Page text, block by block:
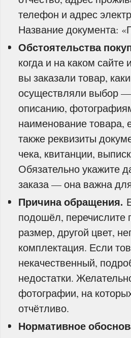
телефон и адрес
Название документа:
Обстоятельства
когда и на каком сайте
вы заказали товар,
осуществляли выбор —
описанию,
наименование товара,
также реквизиты
чека, квитанции,
Обязательно укажите
заказа — она важна
Причина обращения.
подошёл, перечислите
размер, другой цвет,
комплектация. Если
некачественный,
недостатки.
фотографии, на
отчётливо.
Нормативное